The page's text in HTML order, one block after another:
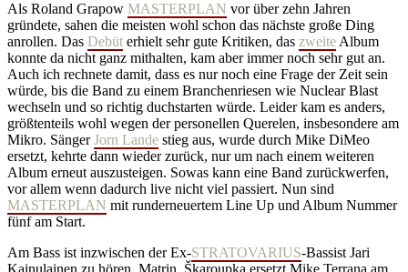
Als Roland Grapow MASTERPLAN vor über zehn Jahren
gründete, sahen die meisten wohl schon das nächste große Ding
anrollen. Das Debüt erhielt sehr gute Kritiken, das zweite Album
konnte da nicht ganz mithalten, kam aber immer noch sehr gut an.
Auch ich rechnete damit, dass es nur noch eine Frage der Zeit sein
würde, bis die Band zu einem Branchenriesen wie Nuclear Blast
wechseln und so richtig duchstarten würde. Leider kam es anders,
größtenteils wohl wegen der personellen Querelen, insbesondere am
Mikro. SängerJorn Lande stieg aus, wurde durch Mike DiMeo
ersetzt, kehrte dann wieder zurück, nur um nach einem weiteren
Album erneut auszusteigen. Sowas kann eine Band zurückwerfen,
vor allem wenn dadurch live nicht viel passiert. Nun sind
MASTERPLAN mit runderneuertem Line Up und Album Nummer
fünf am Start.
Am Bass ist inzwischen der Ex-STRATOVARIUS-Bassist Jari